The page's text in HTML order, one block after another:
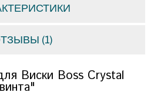
(1)
Виски Boss Crystal